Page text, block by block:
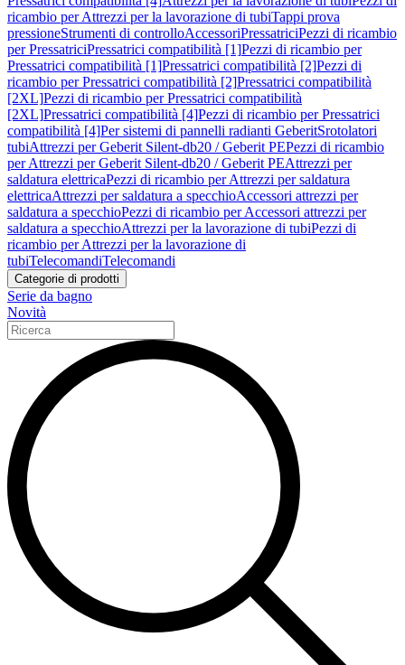
ricambio per Attrezzi per la lavorazione di tubiTappi prova
pressioneStrumenti di controlloAccessoriPressatriciPezzi di ricambio
per PressatriciPressatrici compatibilità [1]Pezzi di ricambio per
Pressatrici compatibilità [1]Pressatrici compatibilità [2]Pezzi di
ricambio per Pressatrici compatibilità [2]Pressatrici compatibilità
[2XL]Pezzi di ricambio per Pressatrici compatibilità
[2XL]Pressatrici compatibilità [4]Pezzi di ricambio per Pressatrici
compatibilità [4]Per sistemi di pannelli radianti GeberitSrotolatori
tubiAttrezzi per Geberit Silent-db20 / Geberit PEPezzi di ricambio
per Attrezzi per Geberit Silent-db20 / Geberit PEAttrezzi per
saldatura elettricaPezzi di ricambio per Attrezzi per saldatura
elettricaAttrezzi per saldatura a specchioAccessori attrezzi per
saldatura a specchioPezzi di ricambio per Accessori attrezzi per
saldatura a specchioAttrezzi per la lavorazione di tubiPezzi di
ricambio per Attrezzi per la lavorazione di
tubiTelecomandiTelecomandi
Categorie di prodotti
Serie da bagno
Novità